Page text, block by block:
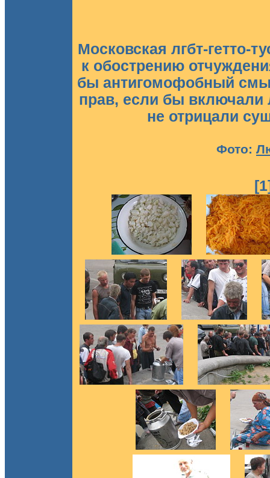
Московская лгбт-гетто-
к обострению
бы антигомофобный
прав, если бы включали
не отрицали
Фото: